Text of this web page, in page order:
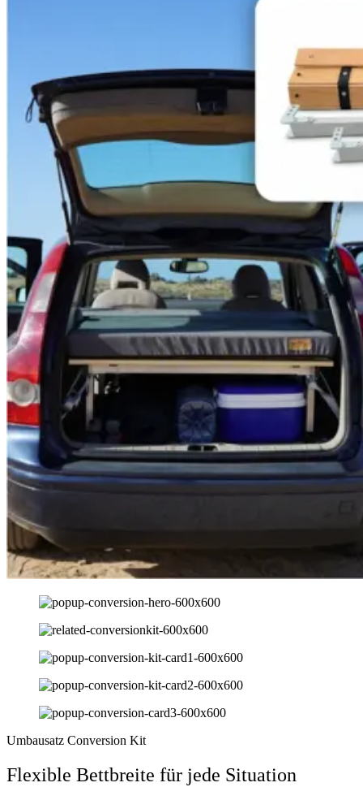
Umbausatz Conversion Kit
Flexible Bettbreite für jede Situation